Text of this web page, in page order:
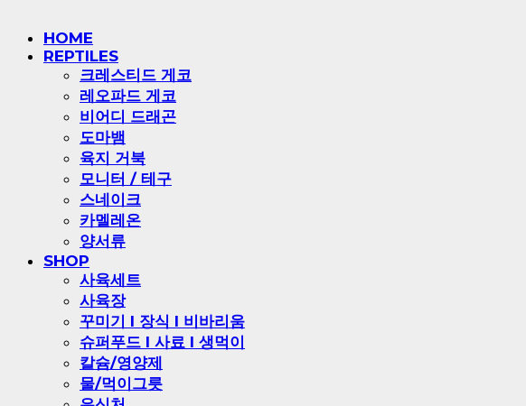
HOME
REPTILES
크레스티드 게코
레오파드 게코
비어디 드래곤
도마뱀
육지 거북
모니터 / 테구
스네이크
카멜레온
양서류
SHOP
사육세트
사육장
꾸미기 l 장식 l 비바리움
슈퍼푸드 l 사료 l 생먹이
칼슘/영양제
물/먹이그릇